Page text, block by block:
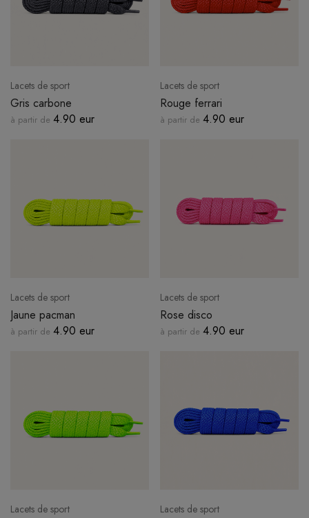
Lacets de sport
Gris carbone
à partir de 4.90 eur
Lacets de sport
Rouge ferrari
à partir de 4.90 eur
Lacets de sport
Jaune pacman
à partir de 4.90 eur
Lacets de sport
Rose disco
à partir de 4.90 eur
Lacets de sport Lacets de sport